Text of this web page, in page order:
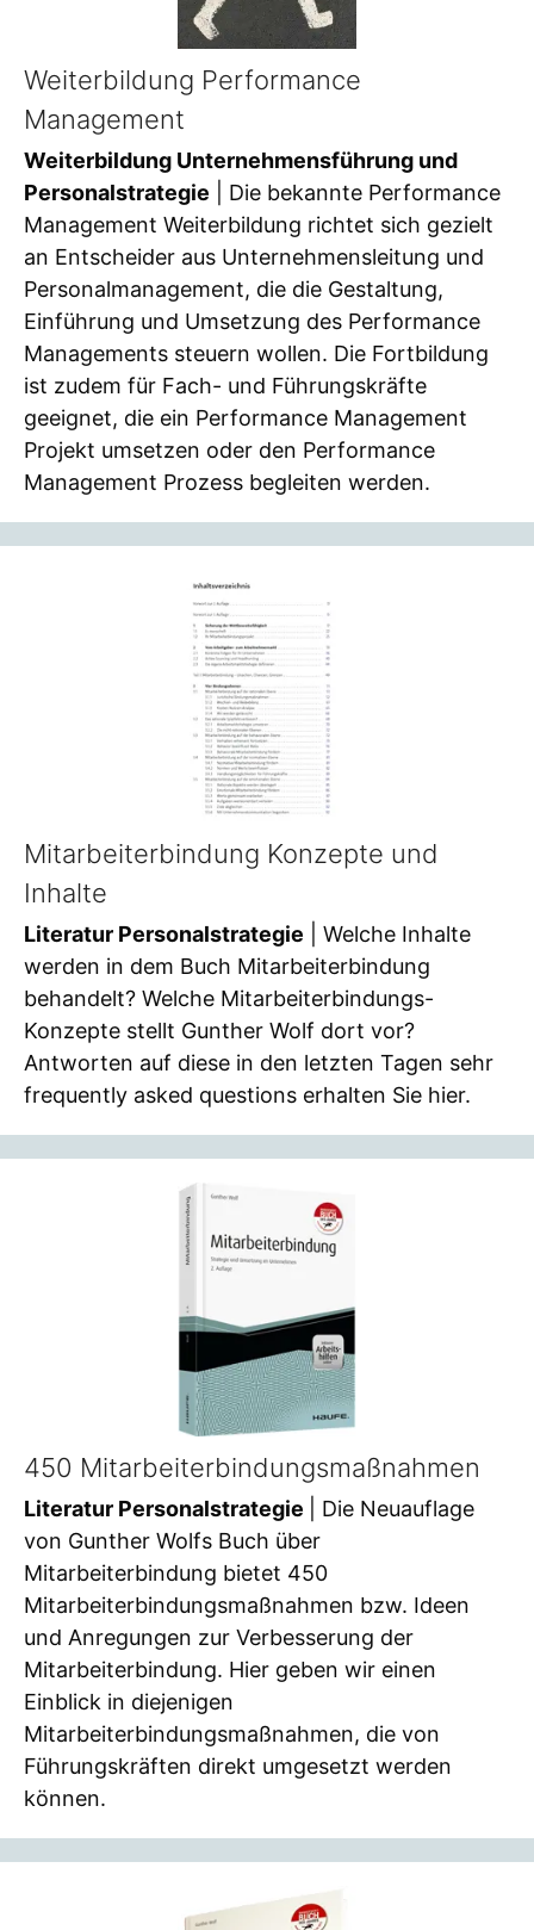
Weiterbildung Performance
Management
Weiterbildung Unternehmensführung und
Personalstrategie | Die bekannte Performance
Management Weiterbildung richtet sich gezielt
an Entscheider aus Unternehmensleitung und
Personalmanagement, die die Gestaltung,
Einführung und Umsetzung des Performance
Managements steuern wollen. Die Fortbildung
ist zudem für Fach- und Führungskräfte
geeignet, die ein Performance Management
Projekt umsetzen oder den Performance
Management Prozess begleiten werden.
Mitarbeiterbindung Konzepte und
Inhalte
Literatur Personalstrategie | Welche Inhalte
werden in dem Buch Mitarbeiterbindung
behandelt? Welche Mitarbeiterbindungs-
Konzepte stellt Gunther Wolf dort vor?
Antworten auf diese in den letzten Tagen sehr
frequently asked questions erhalten Sie hier.
450 Mitarbeiterbindungsmaßnahmen
Literatur Personalstrategie
| Die Neuauflage
von Gunther Wolfs Buch über
Mitarbeiterbindung bietet 450
Mitarbeiterbindungsmaßnahmen bzw. Ideen
und Anregungen zur Verbesserung der
Mitarbeiterbindung. Hier geben wir einen
Einblick in diejenigen
Mitarbeiterbindungsmaßnahmen, die von
Führungskräften direkt umgesetzt werden
können.